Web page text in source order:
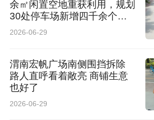
余㎡闲置空地重获利用，规划
30处停车场新增四千余个车
位
2026-06-29
渭南宏帆广场南侧围挡拆除
路人直呼看着敞亮 商铺生意
也好了
2026-06-29